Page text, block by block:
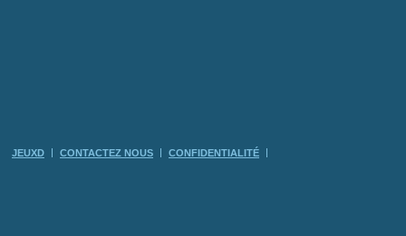
JEUXD CONTACTEZ NOUS CONFIDENTIALITÉ